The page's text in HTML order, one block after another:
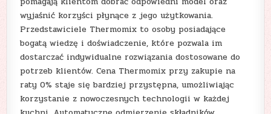
wyjaśnić korzyści płynące z jego użytkowania.
Przedstawiciele Thermomix to osoby posiadające
bogatą wiedzę i doświadczenie, które pozwala im
dostarczać indywidualne rozwiązania dostosowane do
potrzeb klientów. Cena Thermomix przy zakupie na
raty 0% staje się bardziej przystępna, umożliwiając
korzystanie z nowoczesnych technologii w każdej